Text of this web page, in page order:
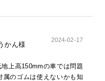
かん様
2024-02-17
上高150mmの車では問題
属のゴムは使えないかも知